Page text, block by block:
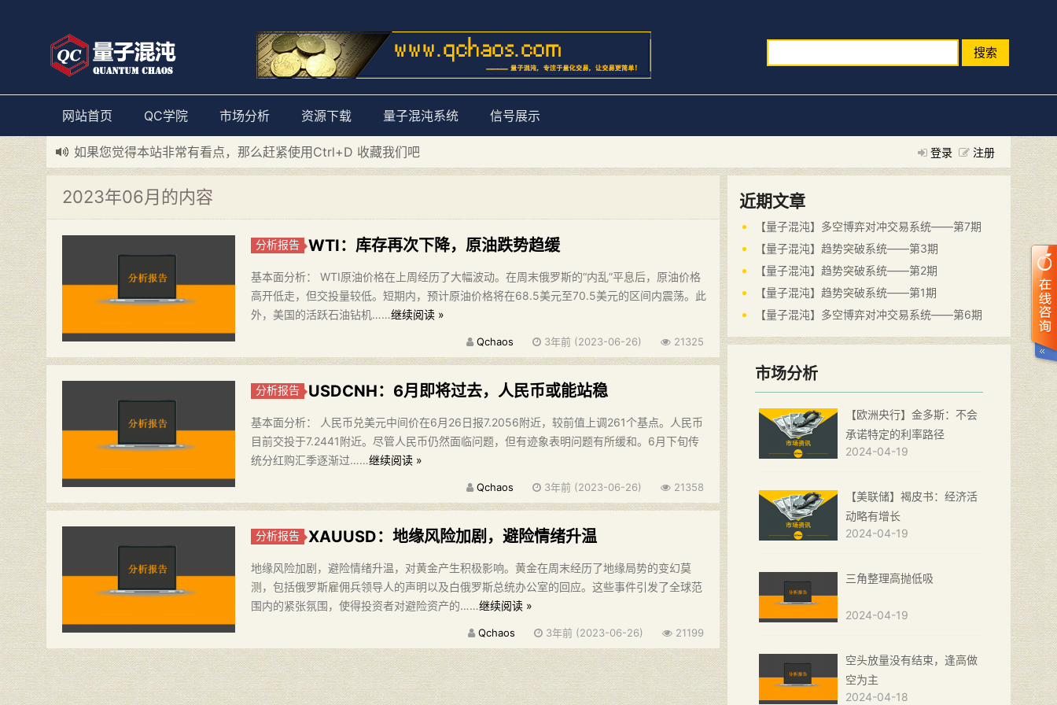
搜索
网站首页 QC学院 市场分析 资源下载 量子混沌系统 信号展示
登录 注册
如果您觉得本站非常有看点，那么赶紧使用Ctrl+D 收藏我们吧
新添加量子混沌系统板块，欢迎大家访问！---“量子混沌系统”
2023年06月的内容
分析报告 WTI：库存再次下降，原油跌势趋缓
基本面分析： WTI原油价格在上周经历了大幅波动。在周末俄罗斯的“内乱”平息后，原油价格
高开低走，但交投量较低。短期内，预计原油价格将在68.5美元至70.5美元的区间内震荡。此
外，美国的活跃石油钻机……继续阅读 »
Qchaos 3年前 (2023-06-26) 21325
分析报告 USDCNH：6月即将过去，人民币或能站稳
基本面分析： 人民币兑美元中间价在6月26日报7.2056附近，较前值上调261个基点。人民币
目前交投于7.2441附近。尽管人民币仍然面临问题，但有迹象表明问题有所缓和。6月下旬传
统分红购汇季逐渐过……继续阅读 »
Qchaos 3年前 (2023-06-26) 21358
分析报告 XAUUSD：地缘风险加剧，避险情绪升温
地缘风险加剧，避险情绪升温，对黄金产生积极影响。黄金在周末经历了地缘局势的变幻莫
测，包括俄罗斯雇佣兵领导人的声明以及白俄罗斯总统办公室的回应。这些事件引发了全球范
围内的紧张氛围，使得投资者对避险资产的……继续阅读 »
Qchaos 3年前 (2023-06-26) 21199
近期文章
【量子混沌】多空博弈对冲交易系统——第7期
【量子混沌】趋势突破系统——第3期
【量子混沌】趋势突破系统——第2期
【量子混沌】趋势突破系统——第1期
【量子混沌】多空博弈对冲交易系统——第6期
市场分析
【欧洲央行】金多斯：不会
承诺特定的利率路径
2024-04-19
【美联储】褐皮书：经济活
动略有增长
2024-04-19
三角整理高抛低吸
2024-04-19
空头放量没有结束，逢高做
空为主
2024-04-18